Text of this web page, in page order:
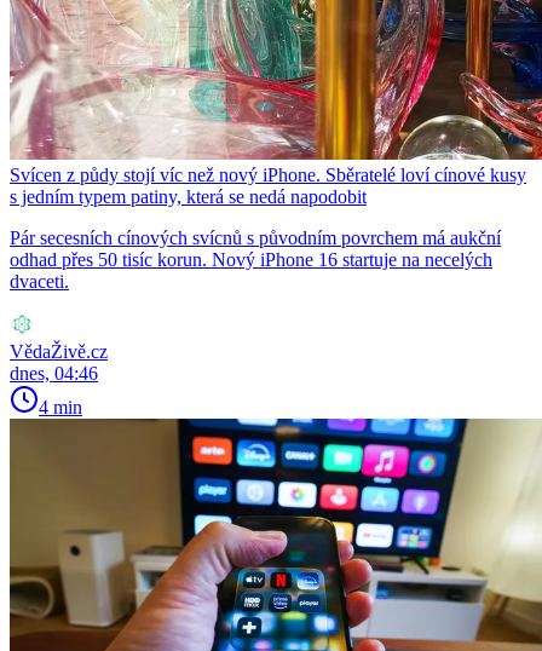
Svícen z půdy stojí víc než nový iPhone. Sběratelé loví cínové kusy
s jedním typem patiny, která se nedá napodobit
Pár secesních cínových svícnů s původním povrchem má aukční
odhad přes 50 tisíc korun. Nový iPhone 16 startuje na necelých
dvaceti.
VědaŽivě.cz
dnes, 04:46
4 min